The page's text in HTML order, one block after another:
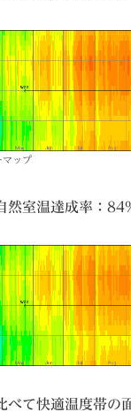
マップ
然室温達成率：
べて快適温度帯の